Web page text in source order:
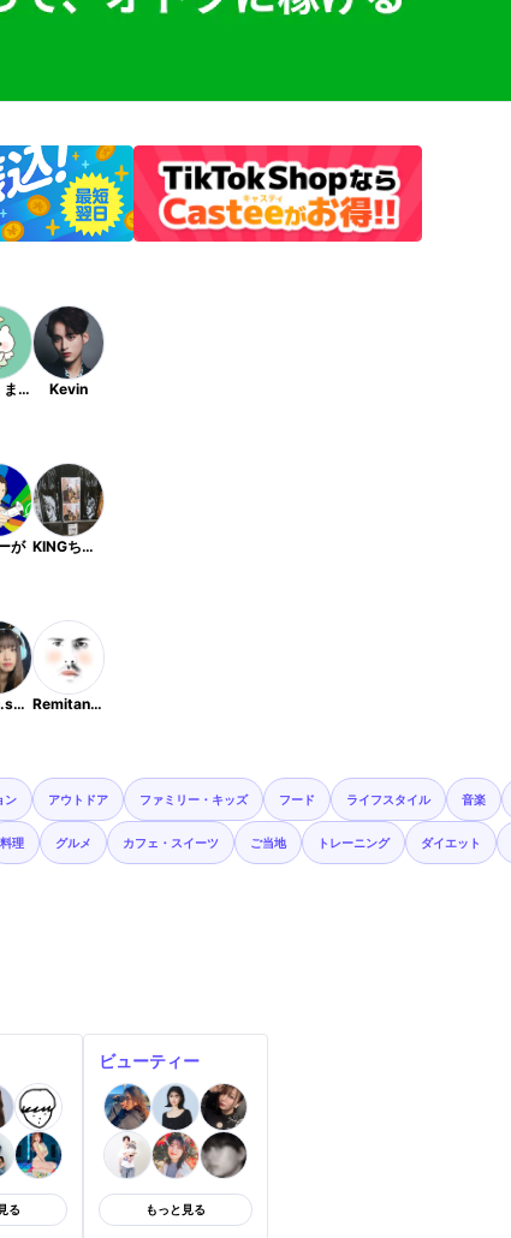
しろくまななみん Kevin
が KINGちゃん
eringi.smile0301 Remitan レミたん🥕🐴
ン アウトドア ファミリー・キッズ フード ライフスタイル 音楽
料理 グルメ カフェ・スイーツ ご当地 トレーニング ダイエット
る
ビューティー
もっと見る